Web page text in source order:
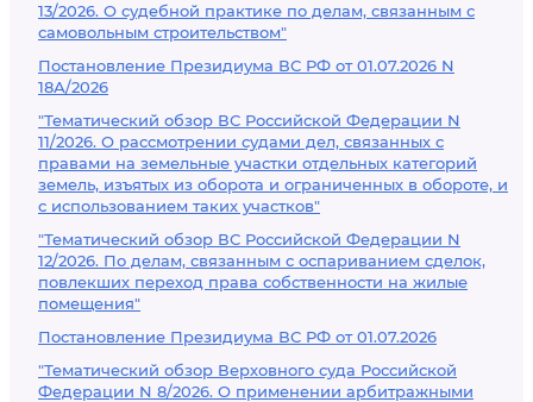
13/2026. О судебной практике по делам, связанным с
самовольным строительством"
Постановление Президиума ВС РФ от 01.07.2026 N
18А/2026
"Тематический обзор ВС Российской Федерации N
11/2026. О рассмотрении судами дел, связанных с
правами на земельные участки отдельных категорий
земель, изъятых из оборота и ограниченных в обороте, и
с использованием таких участков"
"Тематический обзор ВС Российской Федерации N
12/2026. По делам, связанным с оспариванием сделок,
повлекших переход права собственности на жилые
помещения"
Постановление Президиума ВС РФ от 01.07.2026
"Тематический обзор Верховного суда Российской
Федерации N 8/2026. О применении арбитражными